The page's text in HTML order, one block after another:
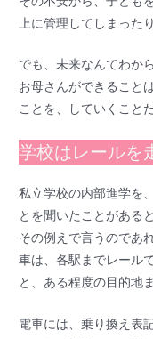
上に管理してしまった
でも、未来なんてわか
お母さんができること
ことを、していくこと
学校はレールを
私立学校の内部進学を
とを聞いたことがある
その例えで言うのであ
車は、各駅までレール
と、ある程度の目的地
電車には、乗り換え表